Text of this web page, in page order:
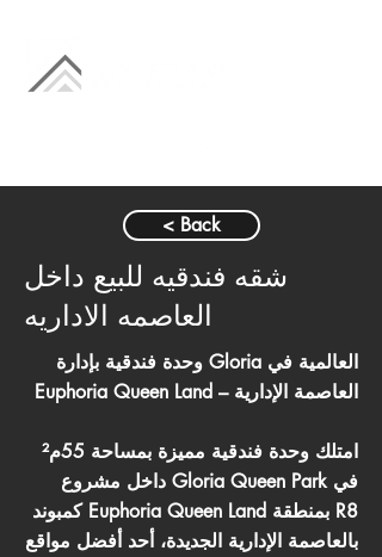
< Back
شقه فندقيه للبيع داخل
العاصمه الاداريه
وحدة فندقية بإدارة Gloria العالمية في
Euphoria Queen Land – العاصمة الإدارية
امتلك وحدة فندقية مميزة بمساحة 55م²
داخل مشروع Gloria Queen Park في
كمبوند Euphoria Queen Land بمنطقة R8
بالعاصمة الإدارية الجديدة، أحد أفضل مواقع